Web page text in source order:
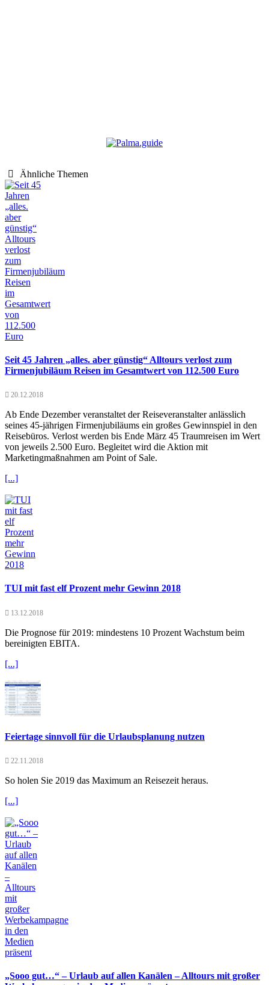
Ähnliche Themen
Seit 45 Jahren „alles. aber günstig“ Alltours verlost zum
Firmenjubiläum Reisen im Gesamtwert von 112.500 Euro
20.12.2018
Ab Ende Dezember veranstaltet der Reiseveranstalter anlässlich
seines 45-jährigen Firmenjubiläums ein großes Gewinnspiel in den
Reisebüros. Verlost werden bis Ende März 45 Traumreisen im Wert
von jeweils 2.500 Euro. Begleitet wird die Aktion mit
Marketingmaßnahmen am Point of Sale.
[...]
TUI mit fast elf Prozent mehr Gewinn 2018
13.12.2018
Die Prognose für 2019: mindestens 10 Prozent Wachstum beim
bereinigten EBITA.
[...]
Feiertage sinnvoll für die Urlaubsplanung nutzen
22.11.2018
So holen Sie 2019 das Maximum an Reisezeit heraus.
[...]
„Sooo gut…“ – Urlaub auf allen Kanälen – Alltours mit großer